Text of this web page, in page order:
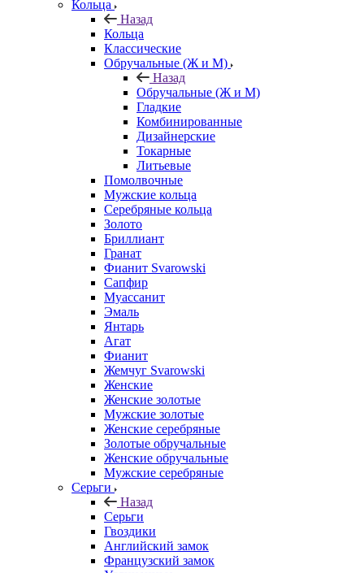
Кольца
Назад
Кольца
Классические
Обручальные (Ж и М)
Назад
Обручальные (Ж и М)
Гладкие
Комбинированные
Дизайнерские
Токарные
Литьевые
Помолвочные
Мужские кольца
Серебряные кольца
Золото
Бриллиант
Гранат
Фианит Svarowski
Сапфир
Муассанит
Эмаль
Янтарь
Агат
Фианит
Жемчуг Svarowski
Женские
Женские золотые
Мужские золотые
Женские серебряные
Золотые обручальные
Женские обручальные
Мужские серебряные
Серьги
Назад
Серьги
Гвоздики
Английский замок
Французский замок